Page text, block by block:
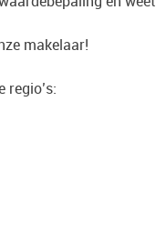
makelaar!
regio’s: